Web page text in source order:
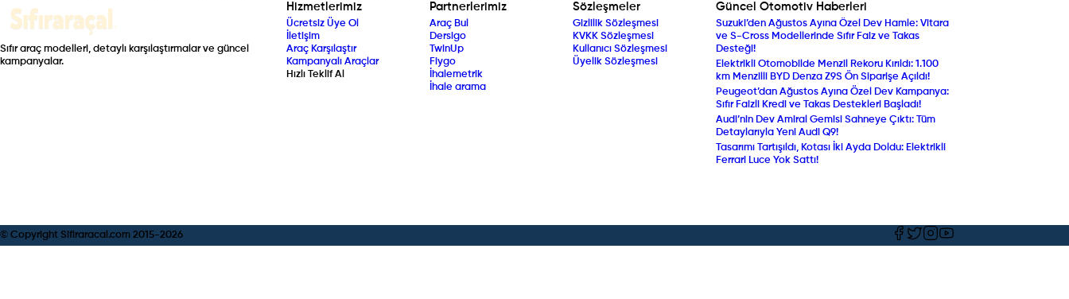
Sıfır araç modelleri, detaylı karşılaştırmalar ve güncel
kampanyalar.
Hizmetlerimiz
Ücretsiz Üye Ol
İletişim
Araç Karşılaştır
Kampanyalı Araçlar
Hızlı Teklif Al
Partnerlerimiz
Araç Bul
Dersigo
TwinUp
Fiygo
İhalemetrik
İhale arama
Sözleşmeler
Gizlilik Sözleşmesi
KVKK Sözleşmesi
Kullanıcı Sözleşmesi
Üyelik Sözleşmesi
Güncel Otomotiv Haberleri
Suzuki’den Ağustos Ayına Özel Dev Hamle: Vitara
ve S-Cross Modellerinde Sıfır Faiz ve Takas
Desteği!
Elektrikli Otomobilde Menzil Rekoru Kırıldı: 1.100
km Menzilli BYD Denza Z9S Ön Siparişe Açıldı!
Peugeot’dan Ağustos Ayına Özel Dev Kampanya:
Sıfır Faizli Kredi ve Takas Destekleri Başladı!
Audi’nin Dev Amiral Gemisi Sahneye Çıktı: Tüm
Detaylarıyla Yeni Audi Q9!
Tasarımı Tartışıldı, Kotası İki Ayda Doldu: Elektrikli
Ferrari Luce Yok Sattı!
© Copyright Sifiraracal.com 2015-2026